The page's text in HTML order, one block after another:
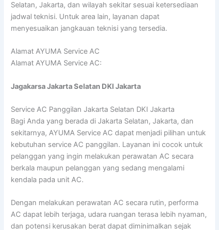
Selatan, Jakarta, dan wilayah sekitar sesuai ketersediaan
jadwal teknisi. Untuk area lain, layanan dapat
menyesuaikan jangkauan teknisi yang tersedia.
Alamat AYUMA Service AC
Alamat AYUMA Service AC:
Jagakarsa Jakarta Selatan DKI Jakarta
Service AC Panggilan Jakarta Selatan DKI Jakarta
Bagi Anda yang berada di Jakarta Selatan, Jakarta, dan
sekitarnya, AYUMA Service AC dapat menjadi pilihan untuk
kebutuhan service AC panggilan. Layanan ini cocok untuk
pelanggan yang ingin melakukan perawatan AC secara
berkala maupun pelanggan yang sedang mengalami
kendala pada unit AC.
Dengan melakukan perawatan AC secara rutin, performa
AC dapat lebih terjaga, udara ruangan terasa lebih nyaman,
dan potensi kerusakan berat dapat diminimalkan sejak